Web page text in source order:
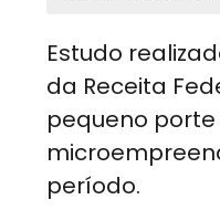
Estudo
da Receita
pequeno
período.